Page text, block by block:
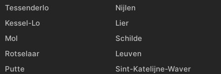
Tessenderlo
Nijlen
Kessel-Lo
Lier
Mol
Schilde
Rotselaar
Leuven
Putte
Sint-Katelijne-Waver